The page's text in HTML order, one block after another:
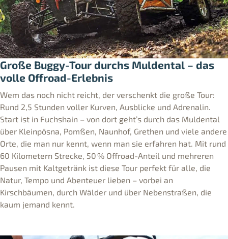
Große Buggy-Tour durchs Muldental – das
volle Offroad-Erlebnis
Wem das noch nicht reicht, der verschenkt die große Tour:
Rund 2,5 Stunden voller Kurven, Ausblicke und Adrenalin.
Start ist in Fuchshain – von dort geht’s durch das Muldental
über Kleinpösna, Pomßen, Naunhof, Grethen und viele andere
Orte, die man nur kennt, wenn man sie erfahren hat. Mit rund
60 Kilometern Strecke, 50 % Offroad-Anteil und mehreren
Pausen mit Kaltgetränk ist diese Tour perfekt für alle, die
Natur, Tempo und Abenteuer lieben – vorbei an
Kirschbäumen, durch Wälder und über Nebenstraßen, die
kaum jemand kennt.